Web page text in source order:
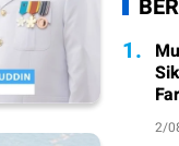
1.
2/